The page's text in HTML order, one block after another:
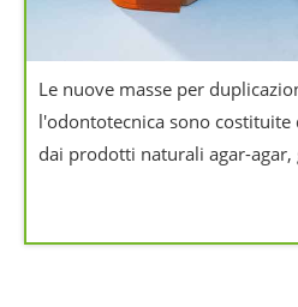
Le nuove masse per
l'odontotecnica sono costituite
dai prodotti naturali agar-agar,